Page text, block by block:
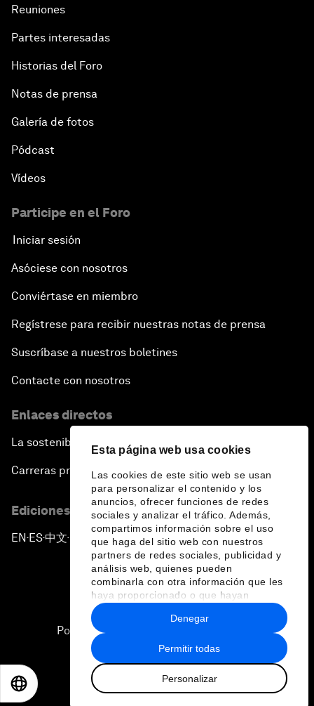
Esta página web usa cookies
Las cookies de este sitio web se usan
para personalizar el contenido y los
anuncios, ofrecer funciones de redes
sociales y analizar el tráfico. Además,
compartimos información sobre el uso
que haga del sitio web con nuestros
partners de redes sociales, publicidad y
análisis web, quienes pueden
combinarla con otra información que les
haya proporcionado o que hayan
recopilado a partir del uso que haya
hecho de sus servicios.
Permitir todas
Personalizar
Denegar
Reuniones
Partes interesadas
Historias del Foro
Notas de prensa
Galería de fotos
Pódcast
Vídeos
Participe en el Foro
Iniciar sesión
Asóciese con nosotros
Conviértase en miembro
Regístrese para recibir nuestras notas de prensa
Suscríbase a nuestros boletines
Contacte con nosotros
Enlaces directos
La sostenibilidad en el Foro
Carreras profesionales
Ediciones en otros idiomas
EN ▪ES▪中文▪ 日本語
Política de privacidad y normas de uso
Sitemap
2026 Foro Económico Mundial